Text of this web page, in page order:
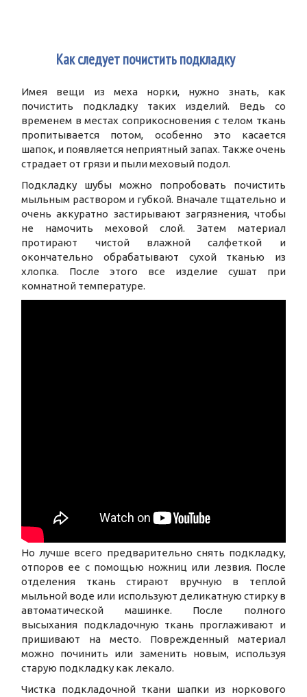
Как следует почистить подкладку
Имея вещи из меха норки, нужно знать, как
почистить подкладку таких изделий. Ведь со
временем в местах соприкосновения с телом ткань
пропитывается потом, особенно это касается
шапок, и появляется неприятный запах. Также очень
страдает от грязи и пыли меховый подол.
Подкладку шубы можно попробовать почистить
мыльным раствором и губкой. Вначале тщательно и
очень аккуратно застирывают загрязнения, чтобы
не намочить меховой слой. Затем материал
протирают чистой влажной салфеткой и
окончательно обрабатывают сухой тканью из
хлопка. После этого все изделие сушат при
комнатной температуре.
Но лучше всего предварительно снять подкладку,
отпоров ее с помощью ножниц или лезвия. После
отделения ткань стирают вручную в теплой
мыльной воде или используют деликатную стирку в
автоматической машинке. После полного
высыхания подкладочную ткань проглаживают и
пришивают на место. Поврежденный материал
можно починить или заменить новым, используя
старую подкладку как лекало.
Чистка подкладочной ткани шапки из норкового